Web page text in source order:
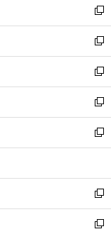
く
で
開
く
ド
ウ
で
開
く
ィ
ン
ド
ウ
で
開
く
新
し
い
ウ
ィ
ン
ド
ウ
で
開
新
し
い
ウ
ィ
ン
ド
ウ
開
く
新
し
い
ウ
ィ
ン
ウ
で
開
く
新
し
い
ウ
ン
ド
ウ
で
新
し
ウ
ィ
ン
ド
新
し
い
新